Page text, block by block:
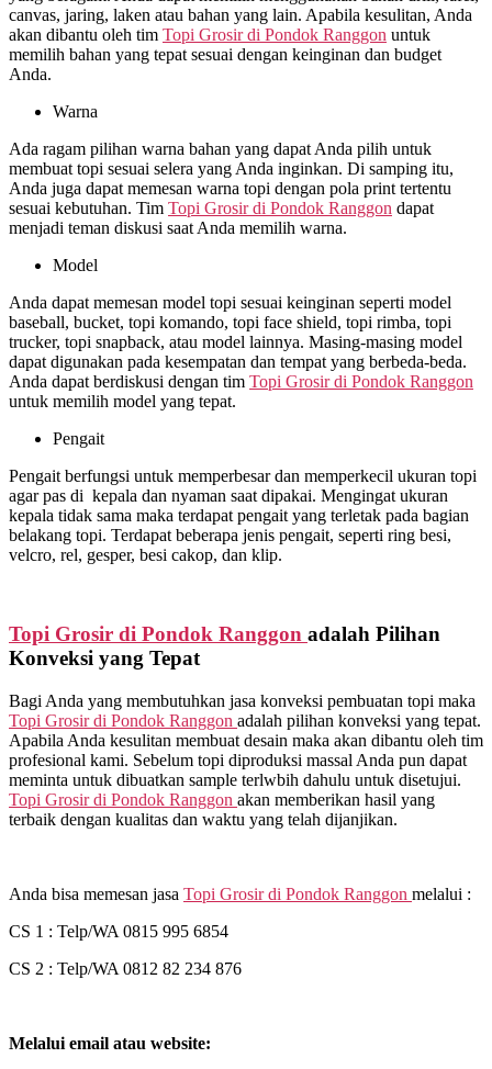
canvas, jaring, laken atau bahan yang lain. Apabila kesulitan, Anda
akan dibantu oleh tim Topi Grosir di Pondok Ranggon untuk
memilih bahan yang tepat sesuai dengan keinginan dan budget
Anda.
Warna
Ada ragam pilihan warna bahan yang dapat Anda pilih untuk
membuat topi sesuai selera yang Anda inginkan. Di samping itu,
Anda juga dapat memesan warna topi dengan pola print tertentu
sesuai kebutuhan. Tim Topi Grosir di Pondok Ranggon dapat
menjadi teman diskusi saat Anda memilih warna.
Model
Anda dapat memesan model topi sesuai keinginan seperti model
baseball, bucket, topi komando, topi face shield, topi rimba, topi
trucker, topi snapback, atau model lainnya. Masing-masing model
dapat digunakan pada kesempatan dan tempat yang berbeda-beda.
Anda dapat berdiskusi dengan tim Topi Grosir di Pondok Ranggon
untuk memilih model yang tepat.
Pengait
Pengait berfungsi untuk memperbesar dan memperkecil ukuran topi
agar pas di kepala dan nyaman saat dipakai. Mengingat ukuran
kepala tidak sama maka terdapat pengait yang terletak pada bagian
belakang topi. Terdapat beberapa jenis pengait, seperti ring besi,
velcro, rel, gesper, besi cakop, dan klip.
Topi Grosir di Pondok Ranggon adalah Pilihan
Konveksi yang Tepat
Bagi Anda yang membutuhkan jasa konveksi pembuatan topi maka
Topi Grosir di Pondok Ranggon adalah pilihan konveksi yang tepat.
Apabila Anda kesulitan membuat desain maka akan dibantu oleh tim
profesional kami. Sebelum topi diproduksi massal Anda pun dapat
meminta untuk dibuatkan sample terlwbih dahulu untuk disetujui.
Topi Grosir di Pondok Ranggon akan memberikan hasil yang
terbaik dengan kualitas dan waktu yang telah dijanjikan.
Anda bisa memesan jasa Topi Grosir di Pondok Ranggon melalui :
CS 1 : Telp/WA 0815 995 6854
CS 2 : Telp/WA 0812 82 234 876
Melalui email atau website: